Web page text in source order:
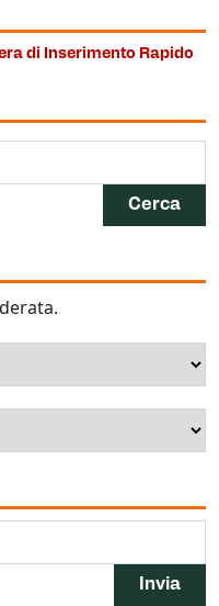
di Inserimento Rapido